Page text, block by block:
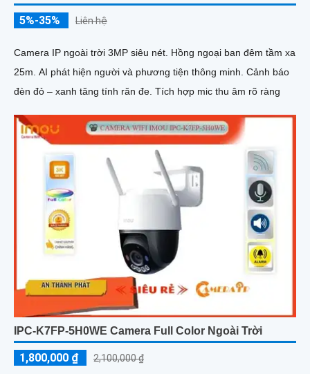
5%-35% Liên hệ
Camera IP ngoài trời 3MP siêu nét. Hồng ngoại ban đêm tầm xa
25m. AI phát hiện người và phương tiện thông minh. Cảnh báo
đèn đỏ – xanh tăng tính răn đe. Tích hợp mic thu âm rõ ràng
IPC-K7FP-5H0WE Camera Full Color Ngoài Trời
1,800,000 ₫ 2,100,000 ₫